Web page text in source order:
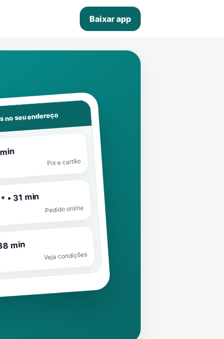
Baixar app
no seu endereço
Pix e cartão
• 31 min
Pedido online
min
Veja condições